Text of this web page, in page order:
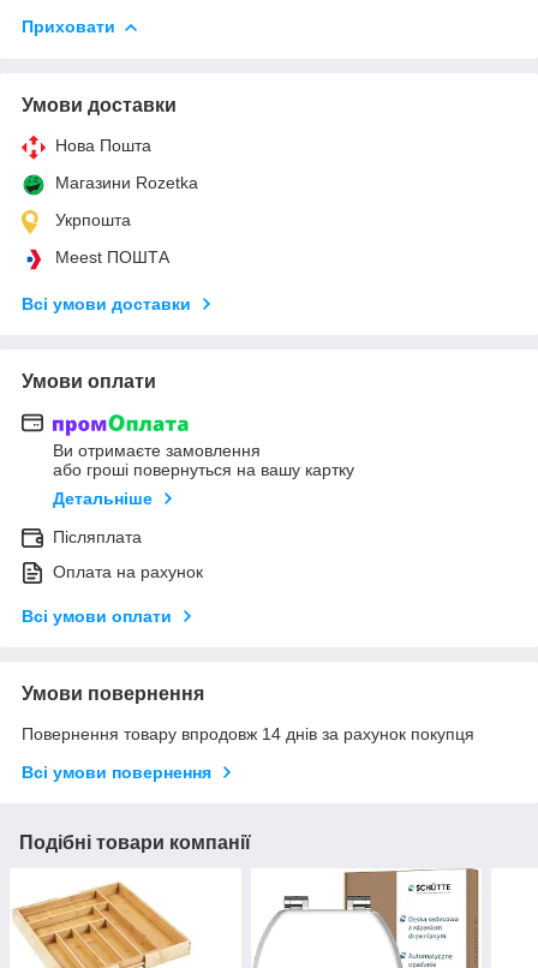
Приховати
Умови доставки
Нова Пошта
Магазини Rozetka
Укрпошта
Meest ПОШТА
Всі умови доставки
Умови оплати
Ви отримаєте замовлення
або гроші повернуться на вашу картку
Детальніше
Післяплата
Оплата на рахунок
Всі умови оплати
Умови повернення
Повернення товару впродовж 14 днів за рахунок покупця
Всі умови повернення
Подібні товари компанії